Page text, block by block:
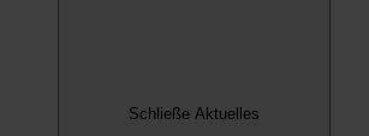
Schließe Aktuelles